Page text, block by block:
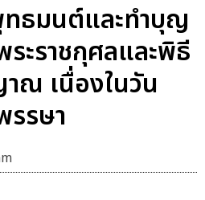
ธมนต์และทำบุญ
ะราชกุศลและพิธี
ณ เนื่องในวัน
รรษา